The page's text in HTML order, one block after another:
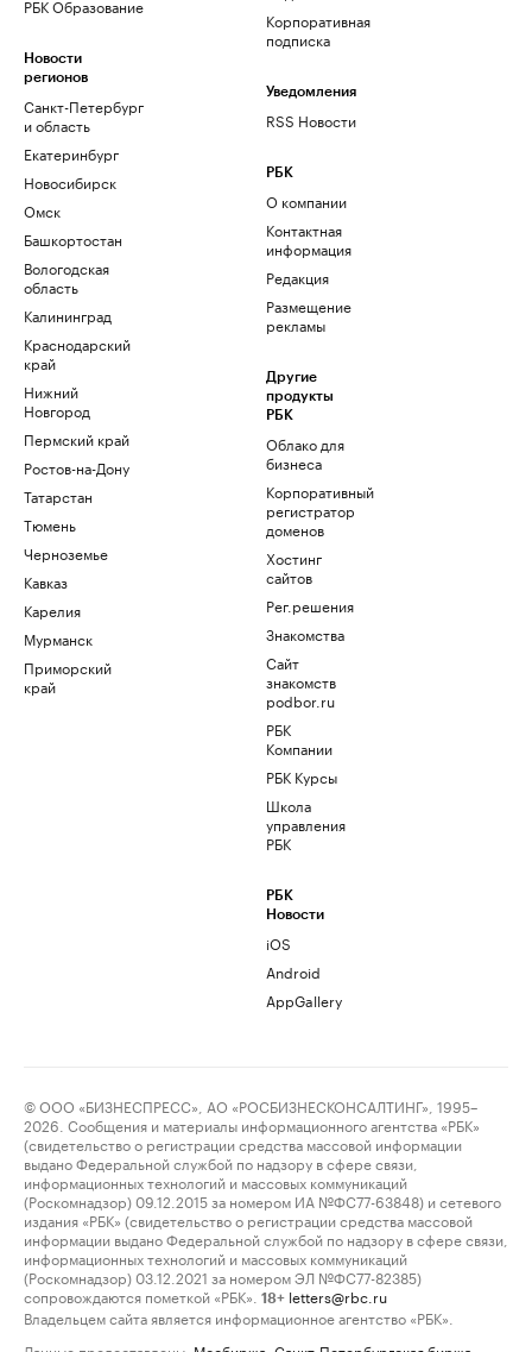
РБК Образование
Новости
регионов
Санкт-Петербург
и область
Екатеринбург
Новосибирск
Омск
Башкортостан
Вологодская
область
Калининград
Краснодарский
край
Нижний
Новгород
Пермский край
Ростов-на-Дону
Татарстан
Тюмень
Черноземье
Кавказ
Карелия
Мурманск
Приморский
край
Корпоративная
подписка
Уведомления
RSS Новости
РБК
О компании
Контактная
информация
Редакция
Размещение
рекламы
Другие
продукты
РБК
Облако для
бизнеса
Корпоративный
регистратор
доменов
Хостинг
сайтов
Рег.решения
Знакомства
Сайт
знакомств
podbor.ru
РБК
Компании
РБК Курсы
Школа
управления
РБК
РБК
Новости
iOS
Android
AppGallery
© ООО «БИЗНЕСПРЕСС», АО «РОСБИЗНЕСКОНСАЛТИНГ», 1995–
2026. Сообщения и материалы информационного агентства «РБК»
(свидетельство о регистрации средства массовой информации
выдано Федеральной службой по надзору в сфере связи,
информационных технологий и массовых коммуникаций
(Роскомнадзор) 09.12.2015 за номером ИА №ФС77-63848) и сетевого
издания «РБК» (свидетельство о регистрации средства массовой
информации выдано Федеральной службой по надзору в сфере связи,
информационных технологий и массовых коммуникаций
(Роскомнадзор) 03.12.2021 за номером ЭЛ №ФС77-82385)
сопровождаются пометкой «РБК».
18+ letters@rbc.ru
Владельцем сайта является информационное агентство «РБК».